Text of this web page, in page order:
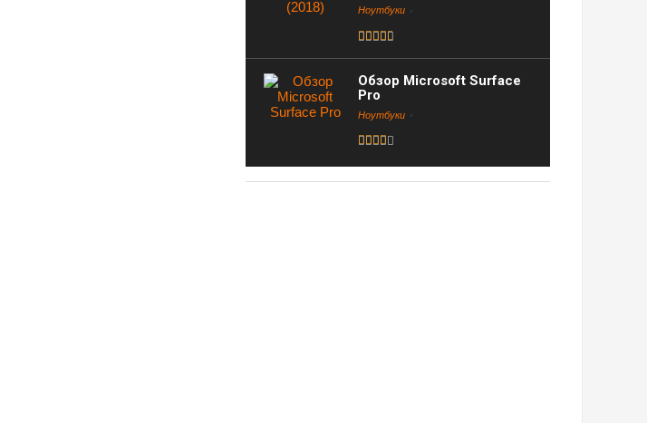
Ноутбуки
Обзор Microsoft Surface
Pro
Ноутбуки